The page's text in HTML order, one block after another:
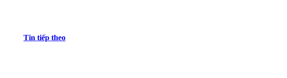
Tin tiếp theo